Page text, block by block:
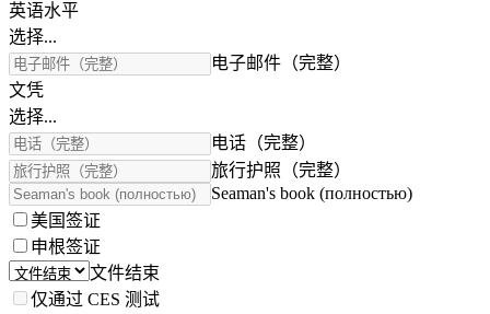
英语水平
选择...
电子邮件（完整）
文凭
选择...
电话（完整）
旅行护照（完整）
Seaman's book (полностью)
美国签证
申根签证
文件结束
仅通过 CES 测试